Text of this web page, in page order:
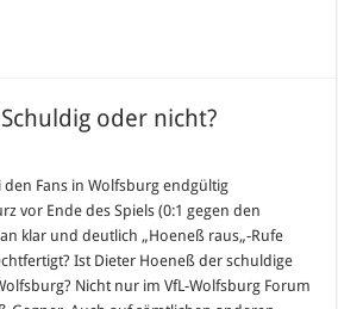
oder nicht?
den Fans in Wolfsburg endgültig
vor Ende des Spiels (0:1 gegen den
klar und deutlich „Hoeneß raus„-Rufe
Ist Dieter Hoeneß der schuldige
Nicht nur im VfL-Wolfsburg Forum